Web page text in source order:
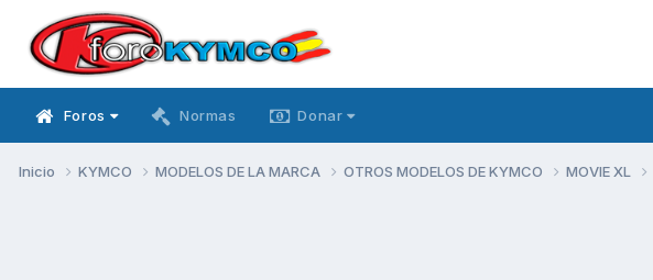
Foros Normas Donar
Inicio KYMCO MODELOS DE LA MARCA OTROS MODELOS DE KYMCO MOVIE XL